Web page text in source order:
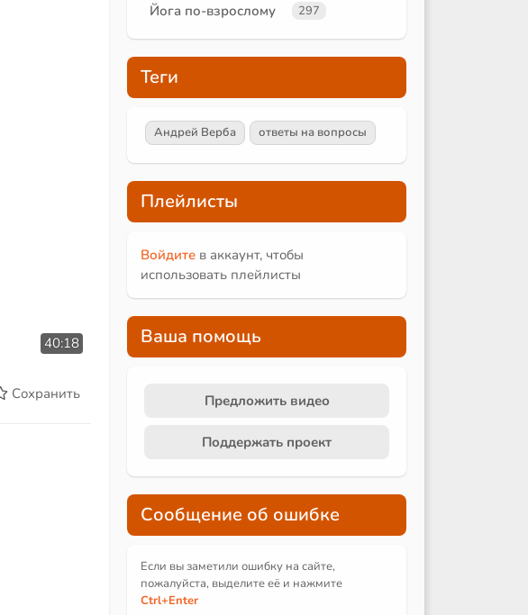
40:18
Сохранить
Йога по-взрослому 297
Теги
Андрей Верба ответы на вопросы
Плейлисты
Войдите в аккаунт, чтобы
использовать плейлисты
Ваша помощь
Предложить видео
Поддержать проект
Сообщение об ошибке
Если вы заметили ошибку на сайте,
пожалуйста, выделите её и нажмите
Ctrl+Enter